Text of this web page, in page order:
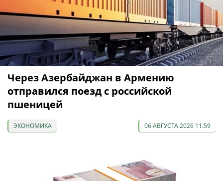
Через Азербайджан в Армению
отправился поезд с российской
пшеницей
ЭКОНОМИКА 06 АВГУСТА 2026 11:59